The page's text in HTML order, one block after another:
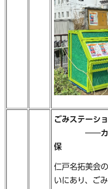
ごみステーシ
――カラス
保
仁戸名拓美会
いにあり、ご